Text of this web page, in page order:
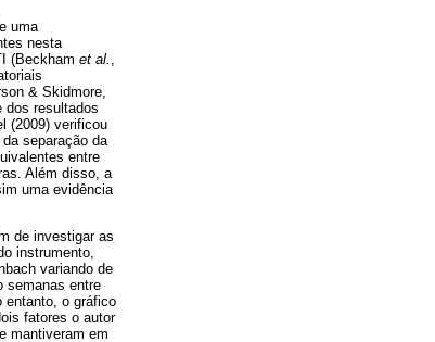
uma
nesta
(Beckham et al.
& Skidmore,
dos resultados
(2009) verificou
separação da
entre
Além disso, a
uma evidência
de investigar as
instrumento,
variando de
semanas entre
entanto, o gráfico
fatores o autor
mantiveram em